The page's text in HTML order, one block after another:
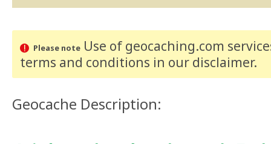
Please noteUse of geocaching.com
terms and conditions in our disclaimer.
Geocache Description: